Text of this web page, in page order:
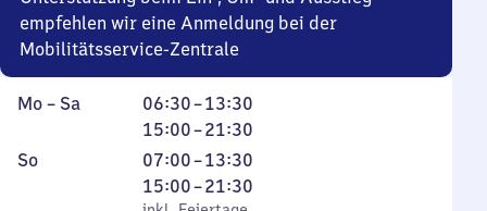
empfehlen wir eine Anmeldung bei der
Mobilitätsservice-Zentrale
Montag
Samstag
Mo – Sa 06:30–13:30
Von
6
Uhr
30
bis
15:00–21:30
Von
15
Uhr
bis
21
Sonntag
So,
inkl. Feiertage
07:00–13:30
Von
7
15:00–21:30
Von
15